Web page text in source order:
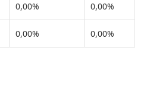
0,00% 0,00%
0,00% 0,00%